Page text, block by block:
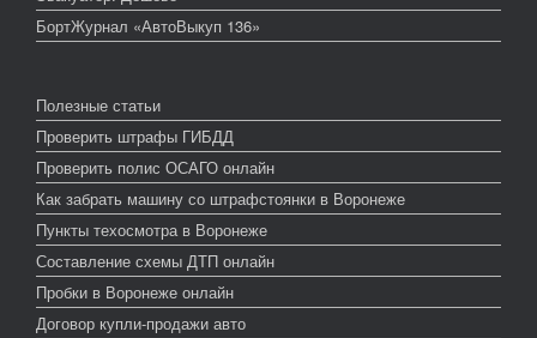
БортЖурнал «АвтоВыкуп 136»
Полезные статьи
Проверить штрафы ГИБДД
Проверить полис ОСАГО онлайн
Как забрать машину со штрафстоянки в Воронеже
Пункты техосмотра в Воронеже
Составление схемы ДТП онлайн
Пробки в Воронеже онлайн
Договор купли-продажи авто